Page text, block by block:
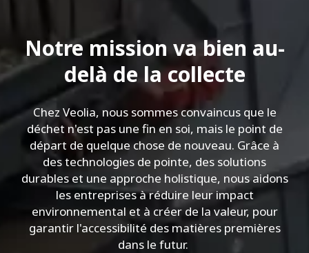
Notre mission va bien au-
delà de la collecte
Chez Veolia, nous sommes convaincus que le
déchet n'est pas une fin en soi, mais le point de
départ de quelque chose de nouveau. Grâce à
des technologies de pointe, des solutions
durables et une approche holistique, nous aidons
les entreprises à réduire leur impact
environnemental et à créer de la valeur, pour
garantir l'accessibilité des matières premières
dans le futur.